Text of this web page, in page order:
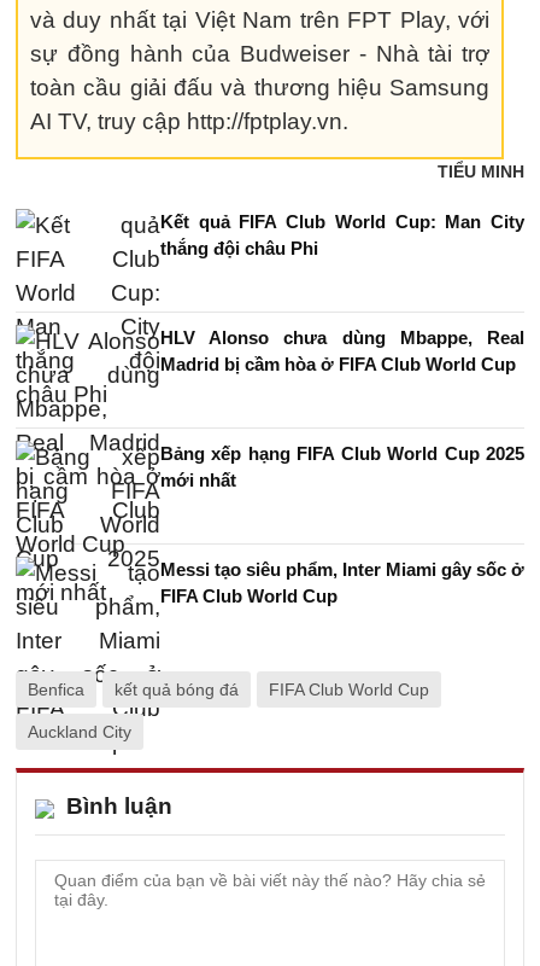
và duy nhất tại Việt Nam trên FPT Play, với
sự đồng hành của Budweiser - Nhà tài trợ
toàn cầu giải đấu và thương hiệu Samsung
AI TV, truy cập http://fptplay.vn.
TIỂU MINH
Kết quả FIFA Club World Cup: Man City
thắng đội châu Phi
HLV Alonso chưa dùng Mbappe, Real
Madrid bị cầm hòa ở FIFA Club World Cup
Bảng xếp hạng FIFA Club World Cup 2025
mới nhất
Messi tạo siêu phẩm, Inter Miami gây sốc ở
FIFA Club World Cup
Benfica kết quả bóng đá FIFA Club World Cup
Auckland City
Bình luận